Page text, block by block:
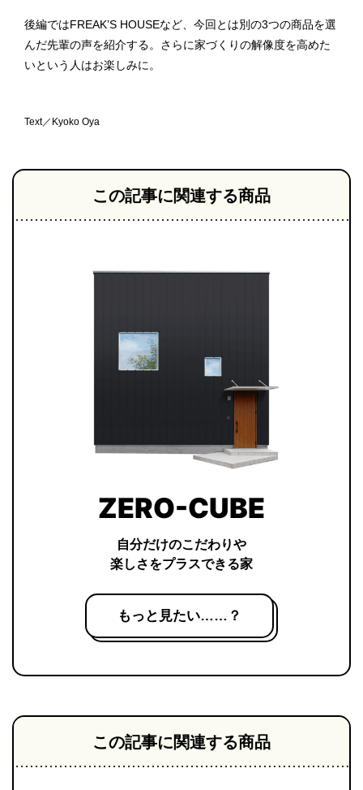
後編ではFREAK’S HOUSEなど、今回とは別の3つの商品を選
んだ先輩の声を紹介する。さらに家づくりの解像度を高めた
いという人はお楽しみに。
Text／Kyoko Oya
この記事に関連する商品
ZERO-CUBE
自分だけのこだわりや
楽しさをプラスできる家
もっと見たい……？
この記事に関連する商品